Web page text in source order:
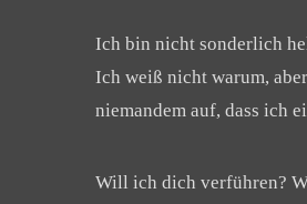
Ich bin nicht sonderlich
Ich weiß nicht warum,
niemandem auf, dass ich
Will ich dich verführen?